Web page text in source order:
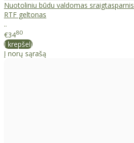
Nuotoliniu būdu valdomas sraigtasparnis
RTF geltonas
..
€3480
Į krepšelį
Į norų sąrašą